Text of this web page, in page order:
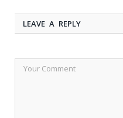
LEAVE A REPLY